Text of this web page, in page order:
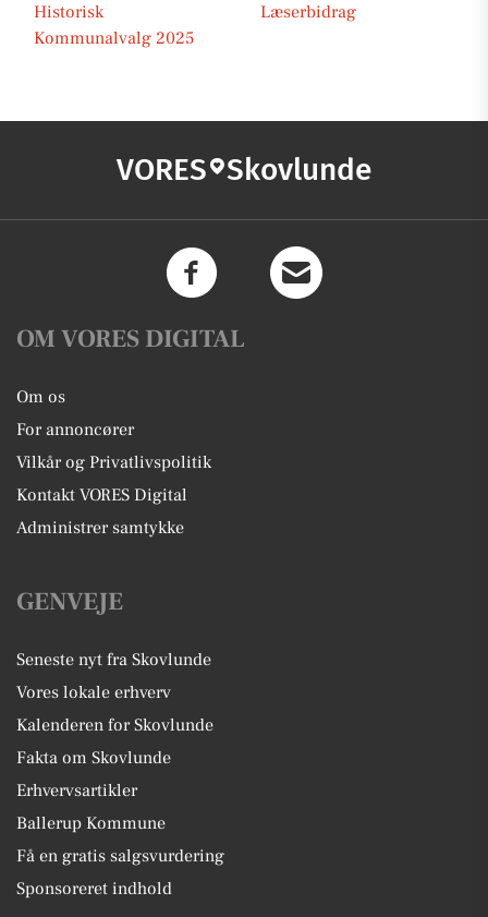
Historisk
Læserbidrag
Kommunalvalg 2025
VORES Skovlunde
OM VORES DIGITAL
Om os
For annoncører
Vilkår og Privatlivspolitik
Kontakt VORES Digital
Administrer samtykke
GENVEJE
Seneste nyt fra Skovlunde
Vores lokale erhverv
Kalenderen for Skovlunde
Fakta om Skovlunde
Erhvervsartikler
Ballerup Kommune
Få en gratis salgsvurdering
Sponsoreret indhold